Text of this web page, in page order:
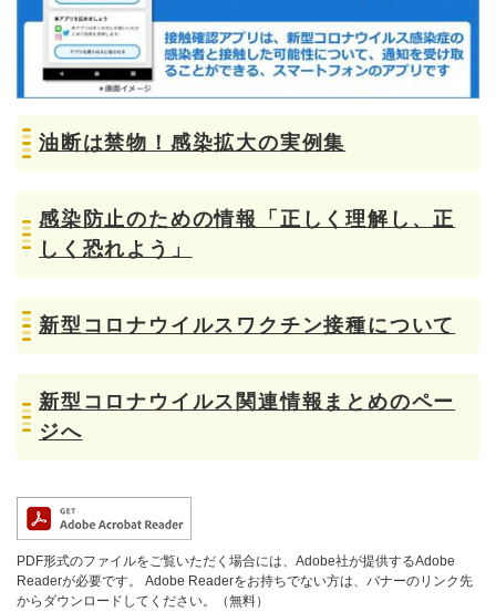
油断は禁物！感染拡大の実例集
感染防止のための情報「正しく理解し、正
しく恐れよう」
新型コロナウイルスワクチン接種について
新型コロナウイルス関連情報まとめのペー
ジへ
PDF形式のファイルをご覧いただく場合には、Adobe社が提供するAdobe
Readerが必要です。
Adobe Readerをお持ちでない方は、バナーのリンク先
からダウンロードしてください。（無料）